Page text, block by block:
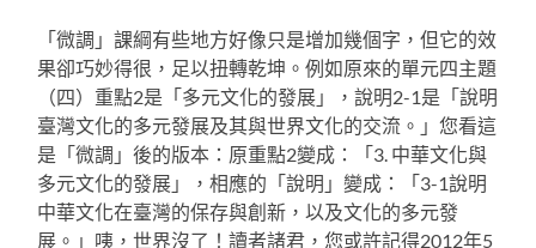
「微調」課綱有些地方好像只是增加幾個字，但它的效
果卻巧妙得很，足以扭轉乾坤。例如原來的單元四主題
（四）重點2是「多元文化的發展」，說明2-1是「說明
臺灣文化的多元發展及其與世界文化的交流。」您看這
是「微調」後的版本：原重點2變成：「3. 中華文化與
多元文化的發展」，相應的「說明」變成：「3-1說明
中華文化在臺灣的保存與創新，以及文化的多元發
展。」咦，世界沒了！讀者諸君，您或許記得2012年5